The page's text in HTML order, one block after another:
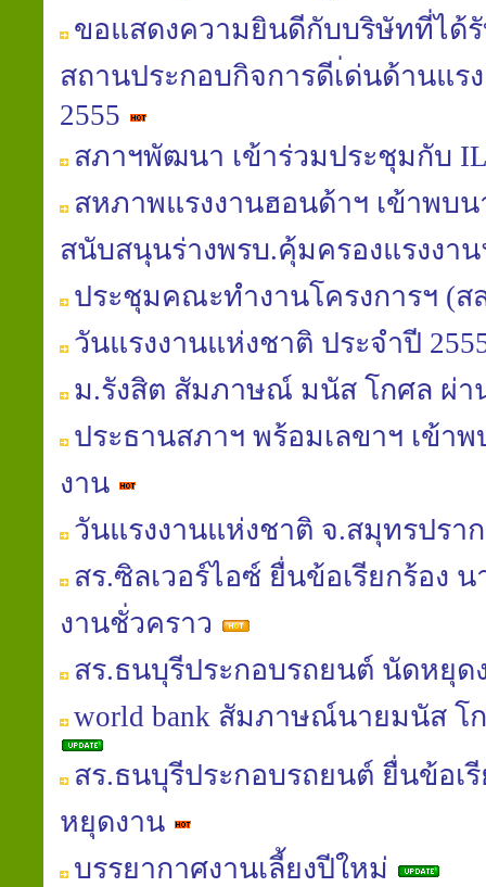
ขอแสดงความยินดีกับบริษัทที่ได้รั
สถานประกอบกิจการดีเ่ด่นด้านแร
2555
สภาฯพัฒนา เข้าร่วมประชุมกับ
สหภาพแรงงานฮอนด้าฯ เข้าพบ
สนับสนุนร่างพรบ.คุ้มครองแรงงา
ประชุมคณะทำงานโครงการฯ (ส
วันแรงงานแห่งชาติ ประจำปี
ม.รังสิต สัมภาษณ์ มนัส โกศล ผ่า
ประธานสภาฯ พร้อมเลขาฯ เข้า
งาน
วันแรงงานแห่งชาติ จ.สมุทรปรา
สร.ซิลเวอร์ไอซ์ ยื่นข้อเรียกร้อง
งานชั่วคราว
สร.ธนบุรีประกอบรถยนต์ นัดหยุด
world bank สัมภาษณ์นายมนัส โ
สร.ธนบุรีประกอบรถยนต์ ยื่นข้อเ
หยุดงาน
บรรยากาศงานเลี้ยงปีใหม่